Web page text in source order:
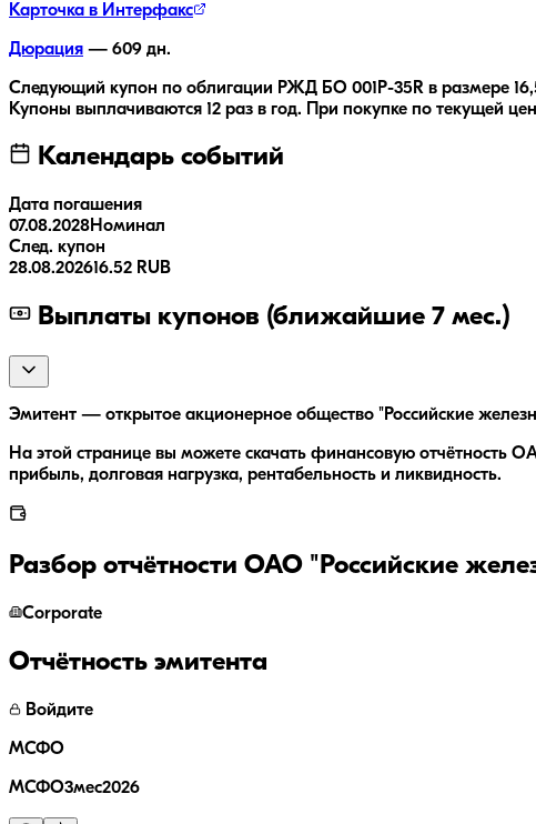
Карточка в Интерфакс
Дюрация — 609 дн.
Следующий купон по облигации РЖД БО 001P-35R в размере
Купоны выплачиваются 12 раз в год. При покупке по текущей
Календарь событий
Дата погашения
07.08.2028Номинал
След. купон
28.08.202616.52 RUB
Выплаты купонов (ближайшие 7 мес.)
Эмитент — открытое акционерное общество "Российские
На этой странице вы можете скачать финансовую отчётность
прибыль, долговая нагрузка, рентабельность и ликвидность.
Разбор отчётности ОАО "Российские
Corporate
Отчётность эмитента
Войдите
МСФО
МСФО3мес2026